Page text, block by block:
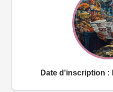
Date d'inscription :